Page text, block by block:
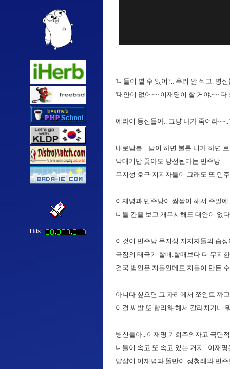
Hits :
'니들이 별 수 있어?.. 우리 안 찍고. 병
'대안이 없어~~ 이재명이 할 거야.~~ 다
에라이 등신들아.. 그냥 나가 죽어라
내로남불... 남이 하면 불륜 니가 하면
막대기만 꽂아도 당선된다는 민주당..
무지성 호구 지지자들이 그래도 또 민
이재명과 민주당이 짬짬이 해서 주말
니들 간을 보고 개무시해도 대안이 없
이것이 민주당 무지성 지지자들의 습성
국짐의 태극기 할배.할매보다 더 무지
결국 범인은 지들인데도 지들이 만든
아니다 싶으면 그 자리에서 쪼인트 까
이걸 씨발 또 합리화 해서 갈라치기니
병신들아.. 이재명 기회주의자고 극단
니들이 속고 또 속고 있는 거지.. 이재
얍샵이 이재명과 똘만이 정청래와 민